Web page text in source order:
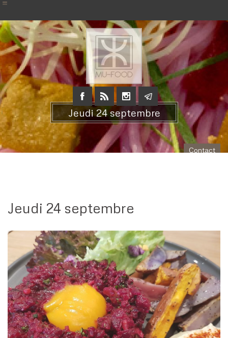
Jeudi 24 septembre
Contact
Jeudi 24 septembre